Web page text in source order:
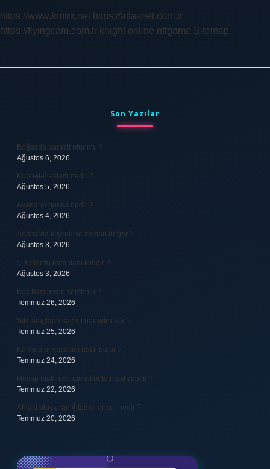
https://www.frmtrk.net https://atlasnet.com.tr
https://flyingcam.com.tr knight online nttgame Sitemap
Son Yazılar
Boğazda parazit olur mu ?
Ağustos 6, 2026
Kubbet-ül-İslam nedir ?
Ağustos 5, 2026
Avarların görevi nedir ?
Ağustos 4, 2026
Adana’da kuyruk ne zaman doğar ?
Ağustos 3, 2026
5. Kolordu komutanı kimdir ?
Ağustos 3, 2026
Koç başı neyin sembolü ?
Temmuz 26, 2026
Sıfır araçların kaç yıl garantisi var ?
Temmuz 25, 2026
Karıncalar yuvasını nasıl bulur ?
Temmuz 24, 2026
Hesap makinesinde iskonto nasıl yapılır ?
Temmuz 22, 2026
Ahlaki oluşturan 4 temel unsur nedir ?
Temmuz 20, 2026